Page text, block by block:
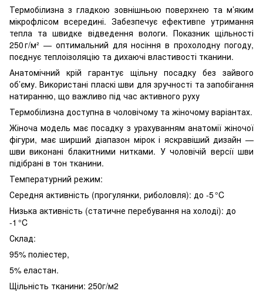
Термобілизна з гладкою зовнішньою поверхнею та м’яким
мікрофлісом всередині. Забезпечує ефективne утримання
тепла та швидке відведення вологи. Показник щільності
250 г/м² — оптимальний для носіння в прохолодну погоду,
поєднує теплоізоляцію та дихаючі властивості тканини.
Анатомічний крій гарантує щільну посадку без зайвого
об’єму. Використані пласкі шви для зручності та запобігання
натиранню, що важливо під час активного руху
Термобілизна доступна в чоловічому та жіночому варіантах.
Жіноча модель має посадку з урахуванням анатомії жіночої
фігури, має ширший діапазон мірок і яскравіший дизайн —
шви виконані блакитними нитками. У чоловічій версії шви
підібрані в тон тканини.
Температурний режим:
Середня активність (прогулянки, риболовля): до -5 °C
Низька активність (статичне перебування на холоді): до
-1 °C
Склад:
95% поліестер,
5% еластан.
Щільність тканини: 250г/м2